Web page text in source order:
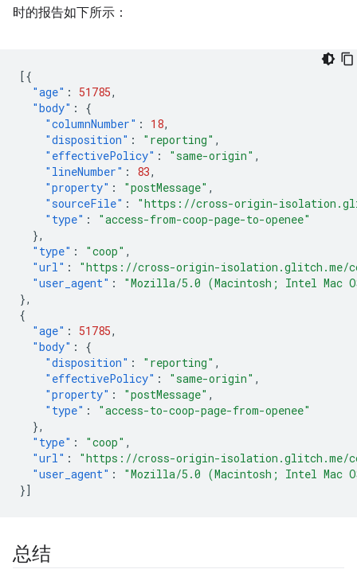
时的报告如下所示：
[{
"age" : 51785,
"body" :
{
"columnNumber" : 18,
"disposition" : "reporting" ,
"effectivePolicy" : "same-origin" ,
"lineNumber" : 83,
"property" : "postMessage" ,
"sourceFile" :
"https://cross-origin-
"type" :
"access-from-coop-page-to-openee"
},
"type" : "coop" ,
"url" :
"https://cross-origin-isolation.glitch.me/
"user_agent" :
"Mozilla/5.0 (Macintosh; Intel Mac
},
{
"age" : 51785,
"body" :
{
"disposition" : "reporting" ,
"effectivePolicy" : "same-origin" ,
"property" : "postMessage" ,
"type" :
"access-to-coop-page-from-openee"
},
"type" : "coop" ,
"url" :
"https://cross-origin-isolation.glitch.me/
"user_agent" :
"Mozilla/5.0 (Macintosh; Intel Mac
}]
总结